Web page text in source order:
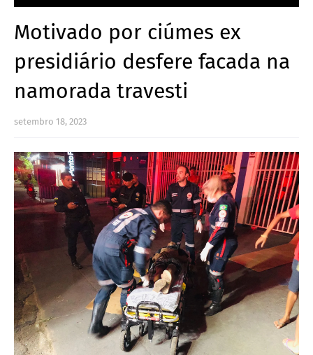
Motivado por ciúmes ex
presidiário desfere facada na
namorada travesti
setembro 18, 2023